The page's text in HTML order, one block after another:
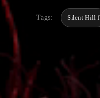
Tags: Silent Hill f